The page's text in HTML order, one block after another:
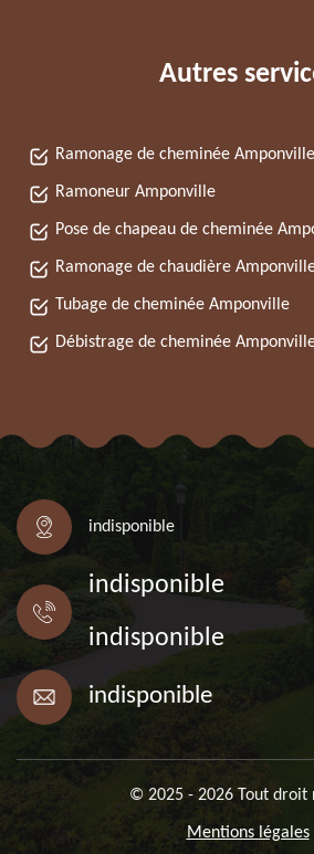
Autres
Ramonage de cheminée Amponville
Ramoneur Amponville
Pose de chapeau de cheminée
Ramonage de chaudière
Tubage de cheminée Amponville
Débistrage de cheminée
indisponible
indisponible
indisponible
indisponible
© 2025 - 2026 Tout droit
Mentions légales